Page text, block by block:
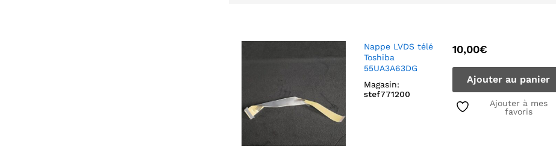
Nappe LVDS télé
Toshiba
55UA3A63DG
Magasin:
stef771200
10,00€
Ajouter au panier
Ajouter à mes
favoris